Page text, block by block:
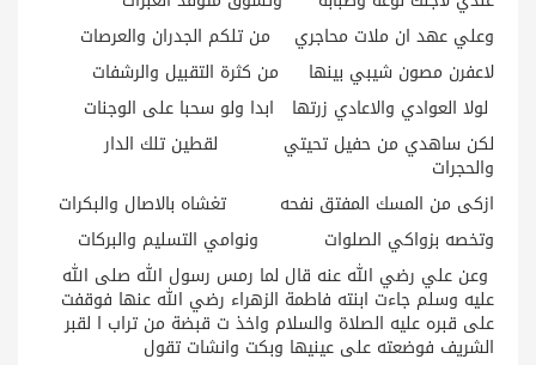
وعلي عهد ان ملات محاجري من تلكم الجدران والعرصات
لاعفرن مصون شيبي بينها من كثرة التقبيل والرشفات
لولا العوادي والاعادي زرتها ابدا ولو سحبا على الوجنات
لكن ساهدي من حفيل تحيتي لقطين تلك الدار
والحجرات
ازكى من المسك المفتق نفحه تغشاه بالاصال والبكرات
وتخصه بزواكي الصلوات ونوامي التسليم والبركات
وعن علي رضي الله عنه قال لما رمس رسول الله صلى الله
عليه وسلم جاءت ابنته فاطمة الزهراء رضي الله عنها فوقفت
على قبره عليه الصلاة والسلام واخذ ت قبضة من تراب ا لقبر
الشريف فوضعته على عينيها وبكت وانشات تقول